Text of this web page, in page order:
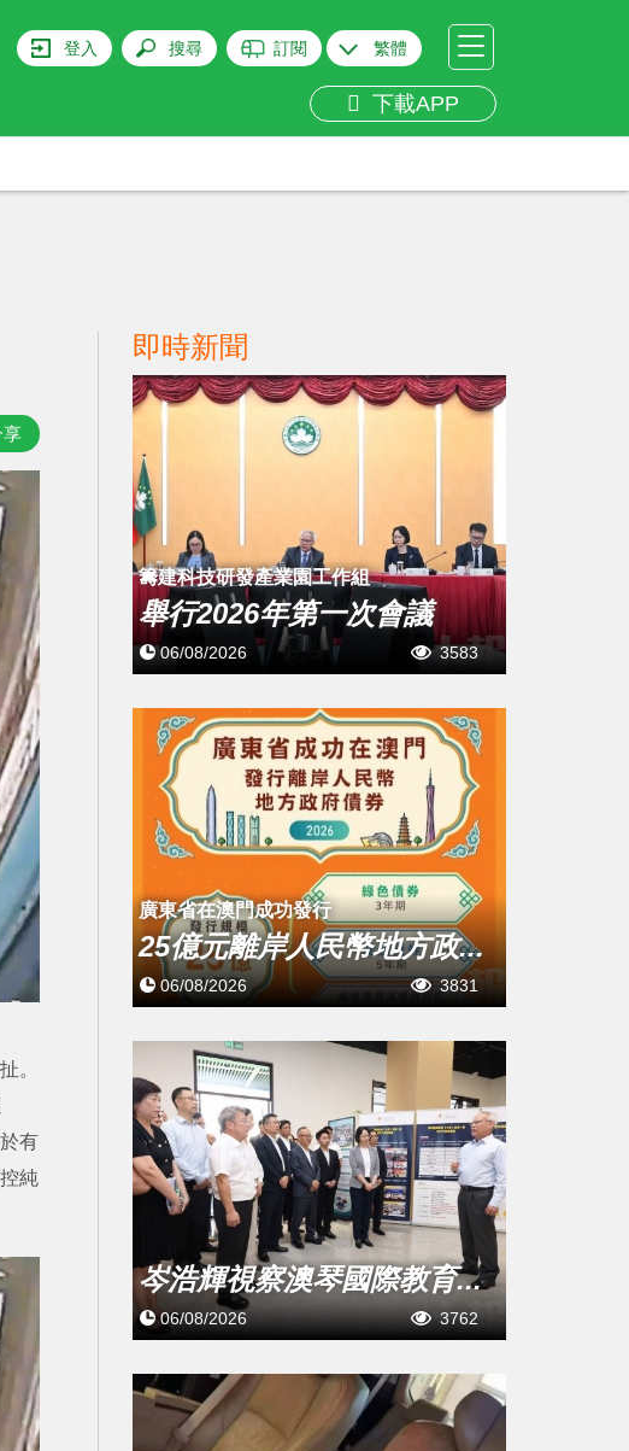
登入 搜尋 訂閱 繁體
下載APP
享
。
有
純
即時新聞
籌建科技研發產業園工作組
舉行2026年第一次會議
06/08/2026 3583
廣東省在澳門成功發行
25億元離岸人民幣地方政...
06/08/2026 3831
岑浩輝視察澳琴國際教育...
06/08/2026 3762